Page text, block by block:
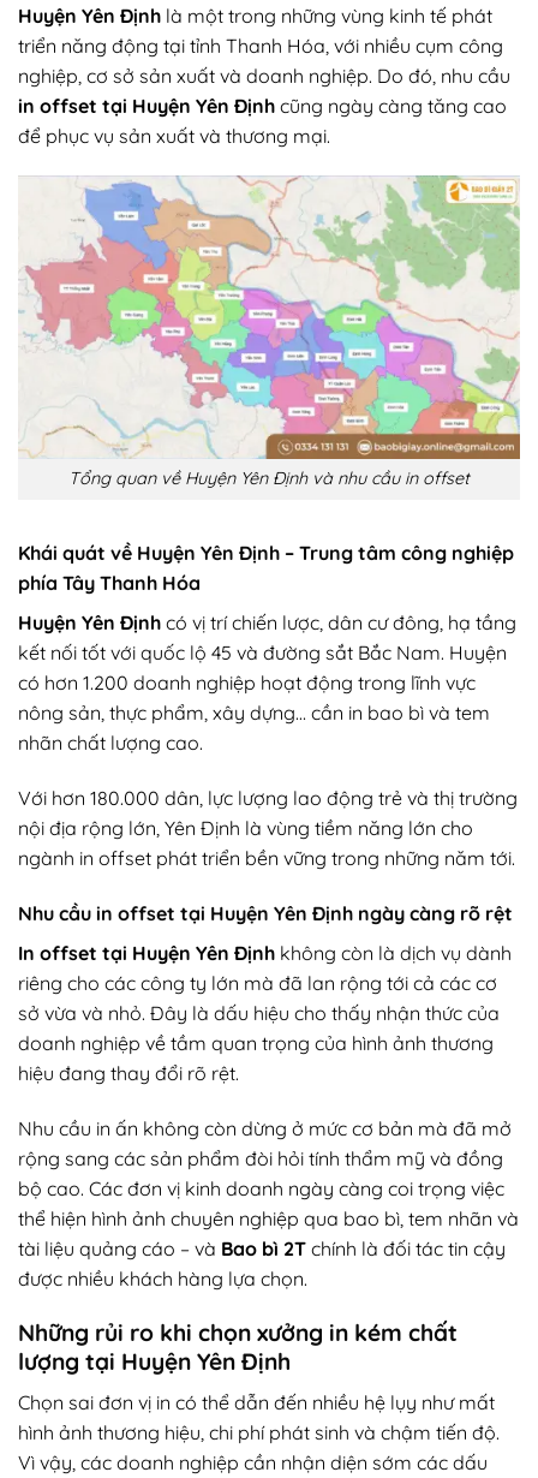
Huyện Yên Định là một trong những vùng kinh tế phát
triển năng động tại tỉnh Thanh Hóa, với nhiều cụm công
nghiệp, cơ sở sản xuất và doanh nghiệp. Do đó, nhu cầu
in offset tại Huyện Yên Định cũng ngày càng tăng cao
để phục vụ sản xuất và thương mại.
Tổng quan về Huyện Yên Định và nhu cầu in offset
Khái quát về Huyện Yên Định – Trung tâm công nghiệp
phía Tây Thanh Hóa
Huyện Yên Định có vị trí chiến lược, dân cư đông, hạ tầng
kết nối tốt với quốc lộ 45 và đường sắt Bắc Nam. Huyện
có hơn 1.200 doanh nghiệp hoạt động trong lĩnh vực
nông sản, thực phẩm, xây dựng… cần in bao bì và tem
nhãn chất lượng cao.
Với hơn 180.000 dân, lực lượng lao động trẻ và thị trường
nội địa rộng lớn, Yên Định là vùng tiềm năng lớn cho
ngành in offset phát triển bền vững trong những năm tới.
Nhu cầu in offset tại Huyện Yên Định ngày càng rõ rệt
In offset tại Huyện Yên Định không còn là dịch vụ dành
riêng cho các công ty lớn mà đã lan rộng tới cả các cơ
sở vừa và nhỏ. Đây là dấu hiệu cho thấy nhận thức của
doanh nghiệp về tầm quan trọng của hình ảnh thương
hiệu đang thay đổi rõ rệt.
Nhu cầu in ấn không còn dừng ở mức cơ bản mà đã mở
rộng sang các sản phẩm đòi hỏi tính thẩm mỹ và đồng
bộ cao. Các đơn vị kinh doanh ngày càng coi trọng việc
thể hiện hình ảnh chuyên nghiệp qua bao bì, tem nhãn và
tài liệu quảng cáo – và Bao bì 2T chính là đối tác tin cậy
được nhiều khách hàng lựa chọn.
Những rủi ro khi chọn xưởng in kém chất
lượng tại Huyện Yên Định
Chọn sai đơn vị in có thể dẫn đến nhiều hệ lụy như mất
hình ảnh thương hiệu, chi phí phát sinh và chậm tiến độ.
Vì vậy, các doanh nghiệp cần nhận diện sớm các dấu